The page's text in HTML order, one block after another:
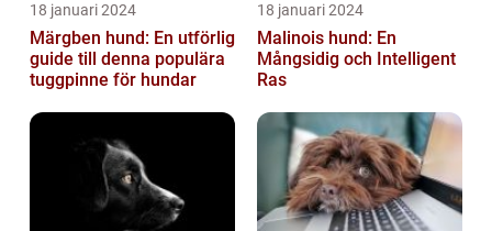
18 januari 2024
Märgben hund: En utförlig
guide till denna populära
tuggpinne för hundar
18 januari 2024
Malinois hund: En
Mångsidig och Intelligent
Ras